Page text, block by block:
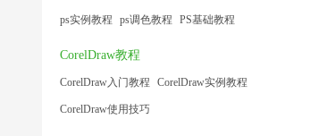
ps实例教程 ps调色教程 PS基础教程
CorelDraw教程
CorelDraw入门教程 CorelDraw实例教程
CorelDraw使用技巧